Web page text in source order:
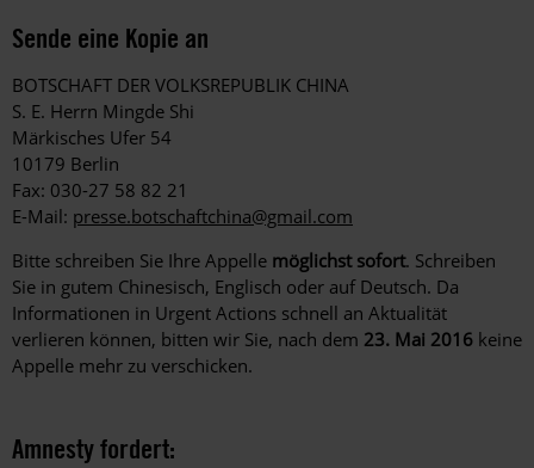
Sende eine Kopie an
BOTSCHAFT DER VOLKSREPUBLIK CHINA
S. E. Herrn Mingde Shi
Märkisches Ufer 54
10179 Berlin
Fax: 030-27 58 82 21
E-Mail: presse.botschaftchina@gmail.com
Bitte schreiben Sie Ihre Appelle möglichst sofort. Schreiben
Sie in gutem Chinesisch, Englisch oder auf Deutsch. Da
Informationen in Urgent Actions schnell an Aktualität
verlieren können, bitten wir Sie, nach dem 23. Mai 2016 keine
Appelle mehr zu verschicken.
Amnesty fordert: